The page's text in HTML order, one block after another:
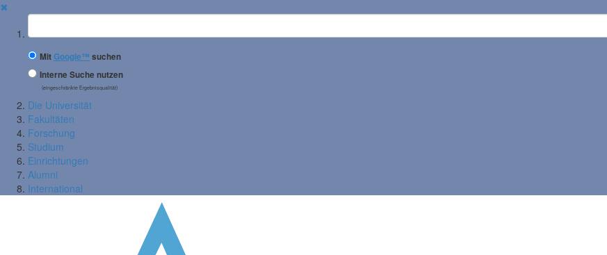
✖
Suchbegriff
MitGoogle™ suchen
Interne Suche nutzen
(eingeschränkte Ergebnisqualität)
Die Universität
Fakultäten
Forschung
Studium
Einrichtungen
Alumni
International